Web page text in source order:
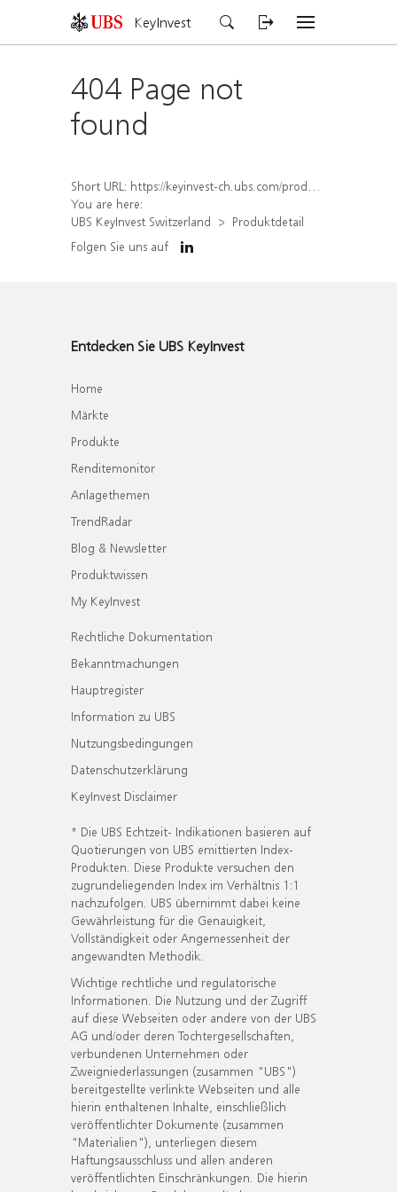
KeyInvest
404 Page not
found
Short URL: https://keyinvest-ch.ubs.com/produkt/detail/index/isin/CH1581625493
You are here:
UBS KeyInvest Switzerland
Produktdetail
Folgen Sie uns auf
Entdecken Sie UBS KeyInvest
Home
Märkte
Produkte
Renditemonitor
Anlagethemen
TrendRadar
Blog & Newsletter
Produktwissen
My KeyInvest
Rechtliche Dokumentation
Bekanntmachungen
Hauptregister
Information zu UBS
Nutzungsbedingungen
Datenschutzerklärung
KeyInvest Disclaimer
* Die UBS Echtzeit- Indikationen basieren auf
Quotierungen von UBS emittierten Index-
Produkten. Diese Produkte versuchen den
zugrundeliegenden Index im Verhältnis 1:1
nachzufolgen. UBS übernimmt dabei keine
Gewährleistung für die Genauigkeit,
Vollständigkeit oder Angemessenheit der
angewandten Methodik.
Wichtige rechtliche und regulatorische
Informationen. Die Nutzung und der Zugriff
auf diese Webseiten oder andere von der UBS
AG und/oder deren Tochtergesellschaften,
verbundenen Unternehmen oder
Zweigniederlassungen (zusammen "UBS")
bereitgestellte verlinkte Webseiten und alle
hierin enthaltenen Inhalte, einschließlich
veröffentlichter Dokumente (zusammen
"Materialien"), unterliegen diesem
Haftungsausschluss und allen anderen
veröffentlichten Einschränkungen. Die hierin